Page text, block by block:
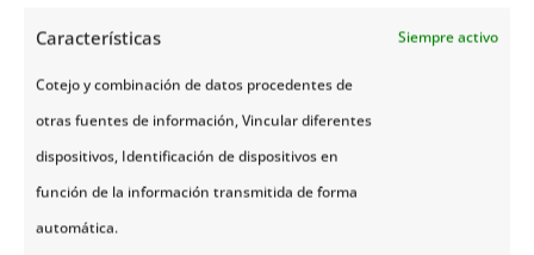
Características Siempre activo
Cotejo y combinación de datos procedentes de
otras fuentes de información, Vincular diferentes
dispositivos, Identificación de dispositivos en
función de la información transmitida de forma
automática.